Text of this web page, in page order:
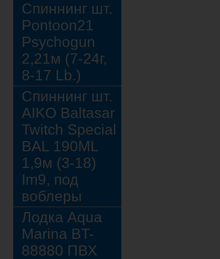
Спиннинг шт.
Pontoon21
Psychogun
2,21м (7-24г,
8-17 Lb.)
Спиннинг шт.
AIKO Baltasar
Twitch Special
BAL 190ML
1,9м (3-18)
Im9, под
воблеры
Лодка Aqua
Marina BT-
88880 ПВХ